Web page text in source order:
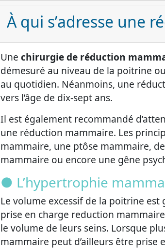
À qui s’adresse une
Une chirurgie de réduction
démesuré au niveau de la poitrine
au quotidien. Néanmoins, une
vers l’âge de dix-sept ans.
Il est également recommandé
une réduction mammaire. Les
mammaire, une ptôse mammaire,
mammaire ou encore une gêne
● L’hypertrophie
Le volume excessif de la poitrine
prise en charge reduction
le volume de leurs seins. Lorsque
mammaire peut d’ailleurs être prise